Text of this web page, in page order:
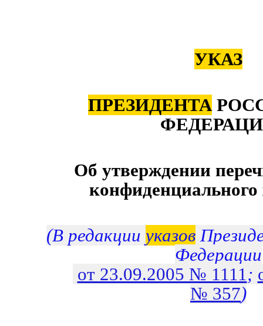
УКАЗ
ПРЕЗИДЕНТА
Об утверждении
конфиденциального
(В редакции указов
Федерации
от 23.09.2005 № 1111;
№ 357)